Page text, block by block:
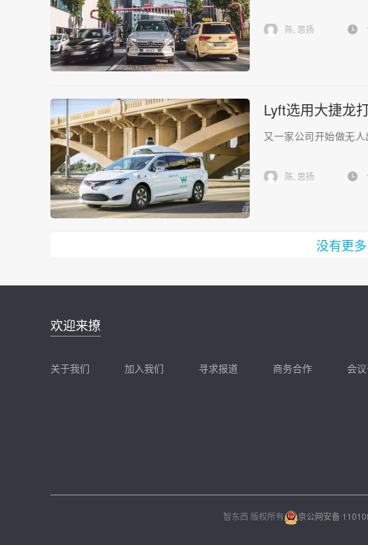
陈, 思扬
Lyft选用大捷龙
又一家公司开始做无人
陈, 思扬
没有更
欢迎来撩
关于我们 加入我们
扫码加我直接扔简历
寻求报道 商务合作
扫码加我直接开聊
会
智东西 版权所有 京公网安备